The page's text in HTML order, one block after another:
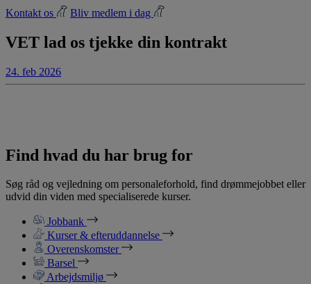
Kontakt os Bliv medlem i dag
VET lad os tjekke din kontrakt
24. feb 2026
Find hvad du har brug for
Søg råd og vejledning om personaleforhold, find drømmejobbet eller
udvid din viden med specialiserede kurser.
Jobbank
Kurser & efteruddannelse
Overenskomster
Barsel
Arbejdsmiljø